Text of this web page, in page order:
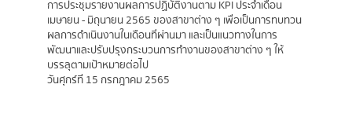
การประชุมรายงานผลการปฏิบัติงานตาม KPI ประจำเดือน
เมษายน - มิถุนายน 2565 ของสาขาต่าง ๆ เพื่อเป็นการทบทวน
ผลการดำเนินงานในเดือนที่ผ่านมา และเป็นแนวทางในการ
พัฒนาและปรับปรุงกระบวนการทำงานของสาขาต่าง ๆ ให้
บรรลุตามเป้าหมายต่อไป
วันศุกร์ที่ 15 กรกฎาคม 2565